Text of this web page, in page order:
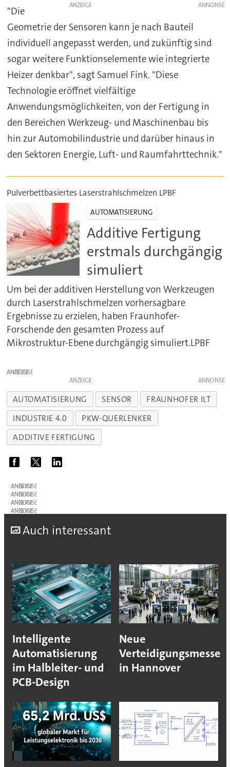
ANZEIGE
"Die
Geometrie der Sensoren kann je nach Bauteil
individuell angepasst werden, und zukünftig sind
sogar weitere Funktionselemente wie integrierte
Heizer denkbar", sagt Samuel Fink. "Diese
Technologie eröffnet vielfältige
Anwendungsmöglichkeiten, von der Fertigung in
den Bereichen Werkzeug- und Maschinenbau bis
hin zur Automobilindustrie und darüber hinaus in
den Sektoren Energie, Luft- und Raumfahrttechnik."
Pulverbettbasiertes Laserstrahlschmelzen LPBF
AUTOMATISIERUNG
Additive Fertigung
erstmals durchgängig
simuliert
Um bei der additiven Herstellung von Werkzeugen
durch Laserstrahlschmelzen vorhersagbare
Ergebnisse zu erzielen, haben Fraunhofer-
Forschende den gesamten Prozess auf
Mikrostruktur-Ebene durchgängig simuliert.LPBF
ANZEIGE
ANZEIGE
AUTOMATISIERUNG SENSOR
FRAUNHOFER ILT
INDUSTRIE 4.0
PKW-QUERLENKER
ADDITIVE FERTIGUNG
ANZEIGE
ANZEIGE
ANZEIGE
ANZEIGE
Auch interessant
Intelligente
Automatisierung
im Halbleiter- und
PCB-Design
Neue
Verteidigungsmesse
in Hannover